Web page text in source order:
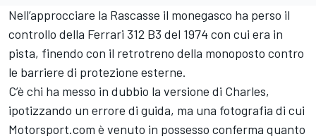
Nell’approcciare la Rascasse il monegasco ha perso il
controllo della Ferrari 312 B3 del 1974 con cui era in
pista, finendo con il retrotreno della monoposto contro
le barriere di protezione esterne.
C’è chi ha messo in dubbio la versione di Charles,
ipotizzando un errore di guida, ma una fotografia di cui
Motorsport.com è venuto in possesso conferma quanto